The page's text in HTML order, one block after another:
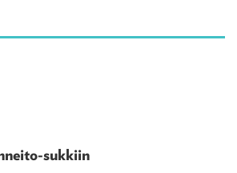
sukkiin